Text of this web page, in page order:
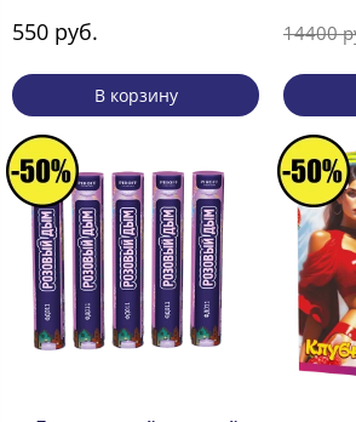
550 руб.
В корзину
14400